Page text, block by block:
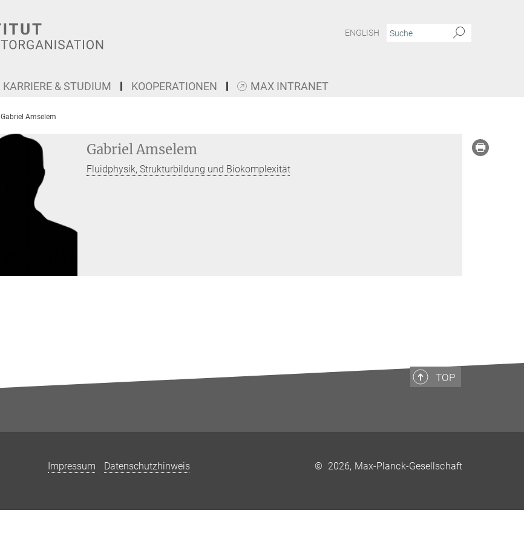
ENGLISH
KARRIERE & STUDIUM KOOPERATIONEN MAX INTRANET
Gabriel Amselem
Gabriel Amselem
Fluidphysik, Strukturbildung und Biokomplexität
TOP
Impressum Datenschutzhinweis © 2026, Max-Planck-Gesellschaft